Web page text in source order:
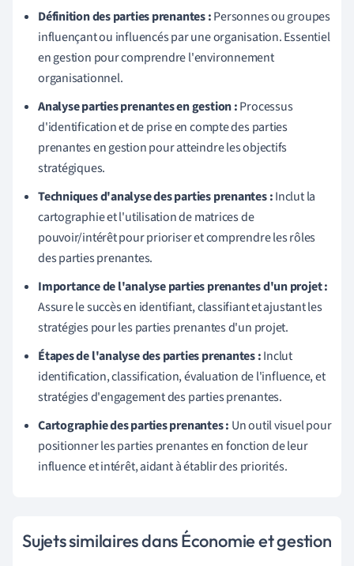
Définition des parties prenantes :Personnes ou groupes
influençant ou influencés par une organisation. Essentiel
en gestion pour comprendre l'environnement
organisationnel.
Analyse parties prenantes en gestion :Processus
d'identification et de prise en compte des parties
prenantes en gestion pour atteindre les objectifs
stratégiques.
Techniques d'analyse des parties prenantes :Inclut la
cartographie et l'utilisation de matrices de
pouvoir/intérêt pour prioriser et comprendre les rôles
des parties prenantes.
Importance de l'analyse parties prenantes d'un projet :
Assure le succès en identifiant, classifiant et ajustant les
stratégies pour les parties prenantes d'un projet.
Étapes de l'analyse des parties prenantes :Inclut
identification, classification, évaluation de l'influence, et
stratégies d'engagement des parties prenantes.
Cartographie des parties prenantes : Un outil visuel pour
positionner les parties prenantes en fonction de leur
influence et intérêt, aidant à établir des priorités.
Sujets similaires dans Économie et gestion